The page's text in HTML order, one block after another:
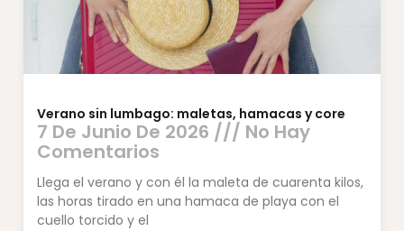
Verano sin lumbago: maletas, hamacas y core
7 De Junio De 2026 No Hay
Comentarios
Llega el verano y con él la maleta de cuarenta kilos,
las horas tirado en una hamaca de playa con el
cuello torcido y el